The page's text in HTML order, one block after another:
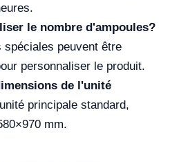
le nombre d'ampoules?
spéciales peuvent être
personnaliser le produit.
de l'unité
principale standard,
mm.